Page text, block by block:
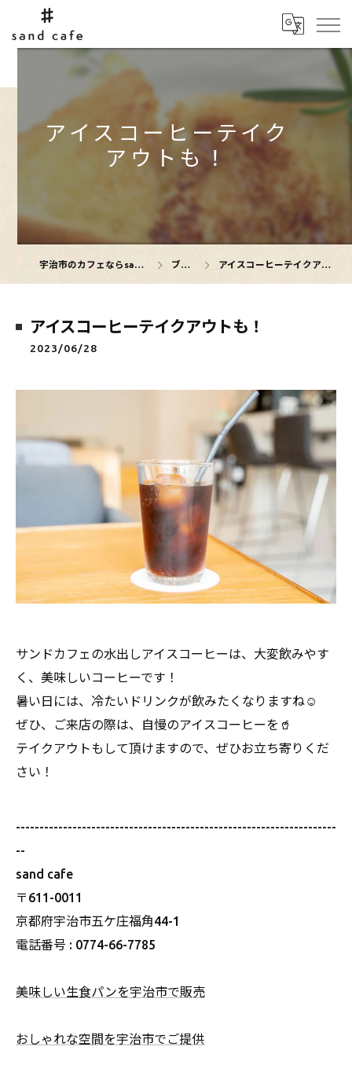
アイスコーヒーテイク
アウトも！
宇治市のカフェならsand cafe ブログ アイスコーヒーテイクアウトも！
アイスコーヒーテイクアウトも！
2023/06/28
サンドカフェの水出しアイスコーヒーは、大変飲みやす
く、美味しいコーヒーです！
暑い日には、冷たいドリンクが飲みたくなりますね☺️
ぜひ、ご来店の際は、自慢のアイスコーヒーを🥤
テイクアウトもして頂けますので、ぜひお立ち寄りくだ
さい！
--------------------------------------------------------------------
--
sand cafe
〒611-0011
京都府宇治市五ケ庄福角44-1
電話番号 : 0774-66-7785
美味しい生食パンを宇治市で販売
おしゃれな空間を宇治市でご提供